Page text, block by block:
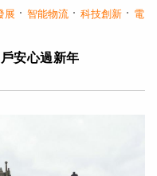
展 · 智能物流 · 科技創新 · 電
安心過新年